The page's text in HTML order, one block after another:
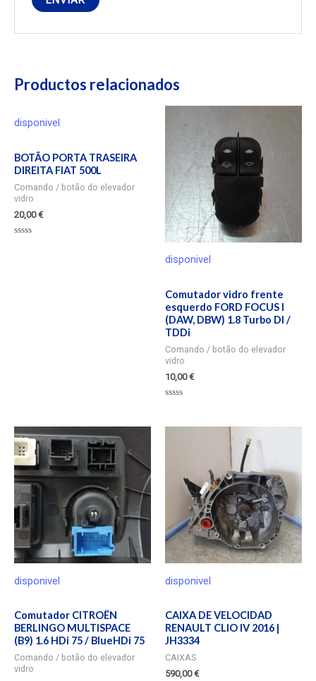
Productos relacionados
disponivel
BOTÃO PORTA TRASEIRA
DIREITA FIAT 500L
Comando / botão do elevador
vidro
20,00€
disponivel
Comutador vidro frente
esquerdo FORD FOCUS I
(DAW, DBW) 1.8 Turbo DI /
TDDi
Comando / botão do elevador
vidro
10,00€
disponivel
Comutador CITROËN
BERLINGO MULTISPACE
(B9) 1.6 HDi 75 / BlueHDi 75
Comando / botão do elevador
vidro
disponivel
CAIXA DE VELOCIDAD
RENAULT CLIO IV 2016 |
JH3334
CAIXAS
590,00€